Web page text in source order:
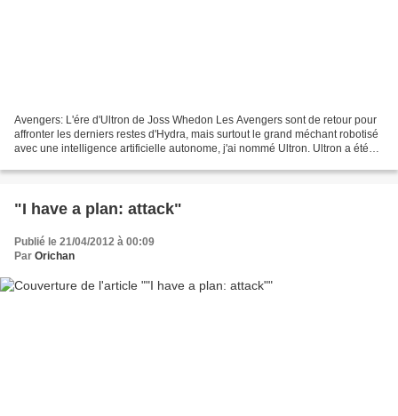
Avengers: L'ére d'Ultron de Joss Whedon Les Avengers sont de retour pour
affronter les derniers restes d'Hydra, mais surtout le grand méchant robotisé
avec une intelligence artificielle autonome, j'ai nommé Ultron. Ultron a été
"I have a plan: attack"
Publié le 21/04/2012 à 00:09
Par Orichan